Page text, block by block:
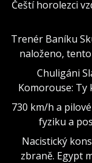
Čeští horolezci
Trenér Baníku
naloženo,
Chuligáni
Komorouse: Ty
730 km/h a
fyziku a
Nacistický
zbraně. Egypt